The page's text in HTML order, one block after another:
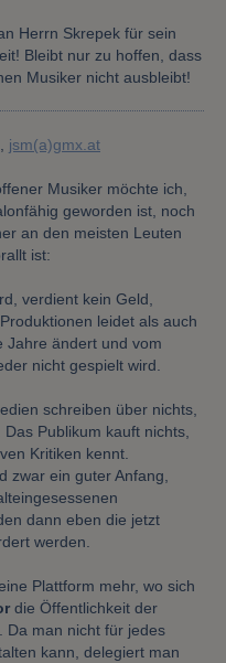
Herrn Skrepek für sein
Bleibt nur zu hoffen, dass
Musiker nicht ausbleibt!
jsm(a)gmx.at
Musiker möchte ich,
geworden ist, noch
an den meisten Leuten
ist:
verdient kein Geld,
leidet als auch
Jahre ändert und vom
nicht gespielt wird.
schreiben über nichts,
Publikum kauft nichts,
Kritiken kennt.
zwar ein guter Anfang,
dann eben die jetzt
werden.
Plattform mehr, wo sich
die Öffentlichkeit der
Da man nicht für jedes
kann, delegiert man